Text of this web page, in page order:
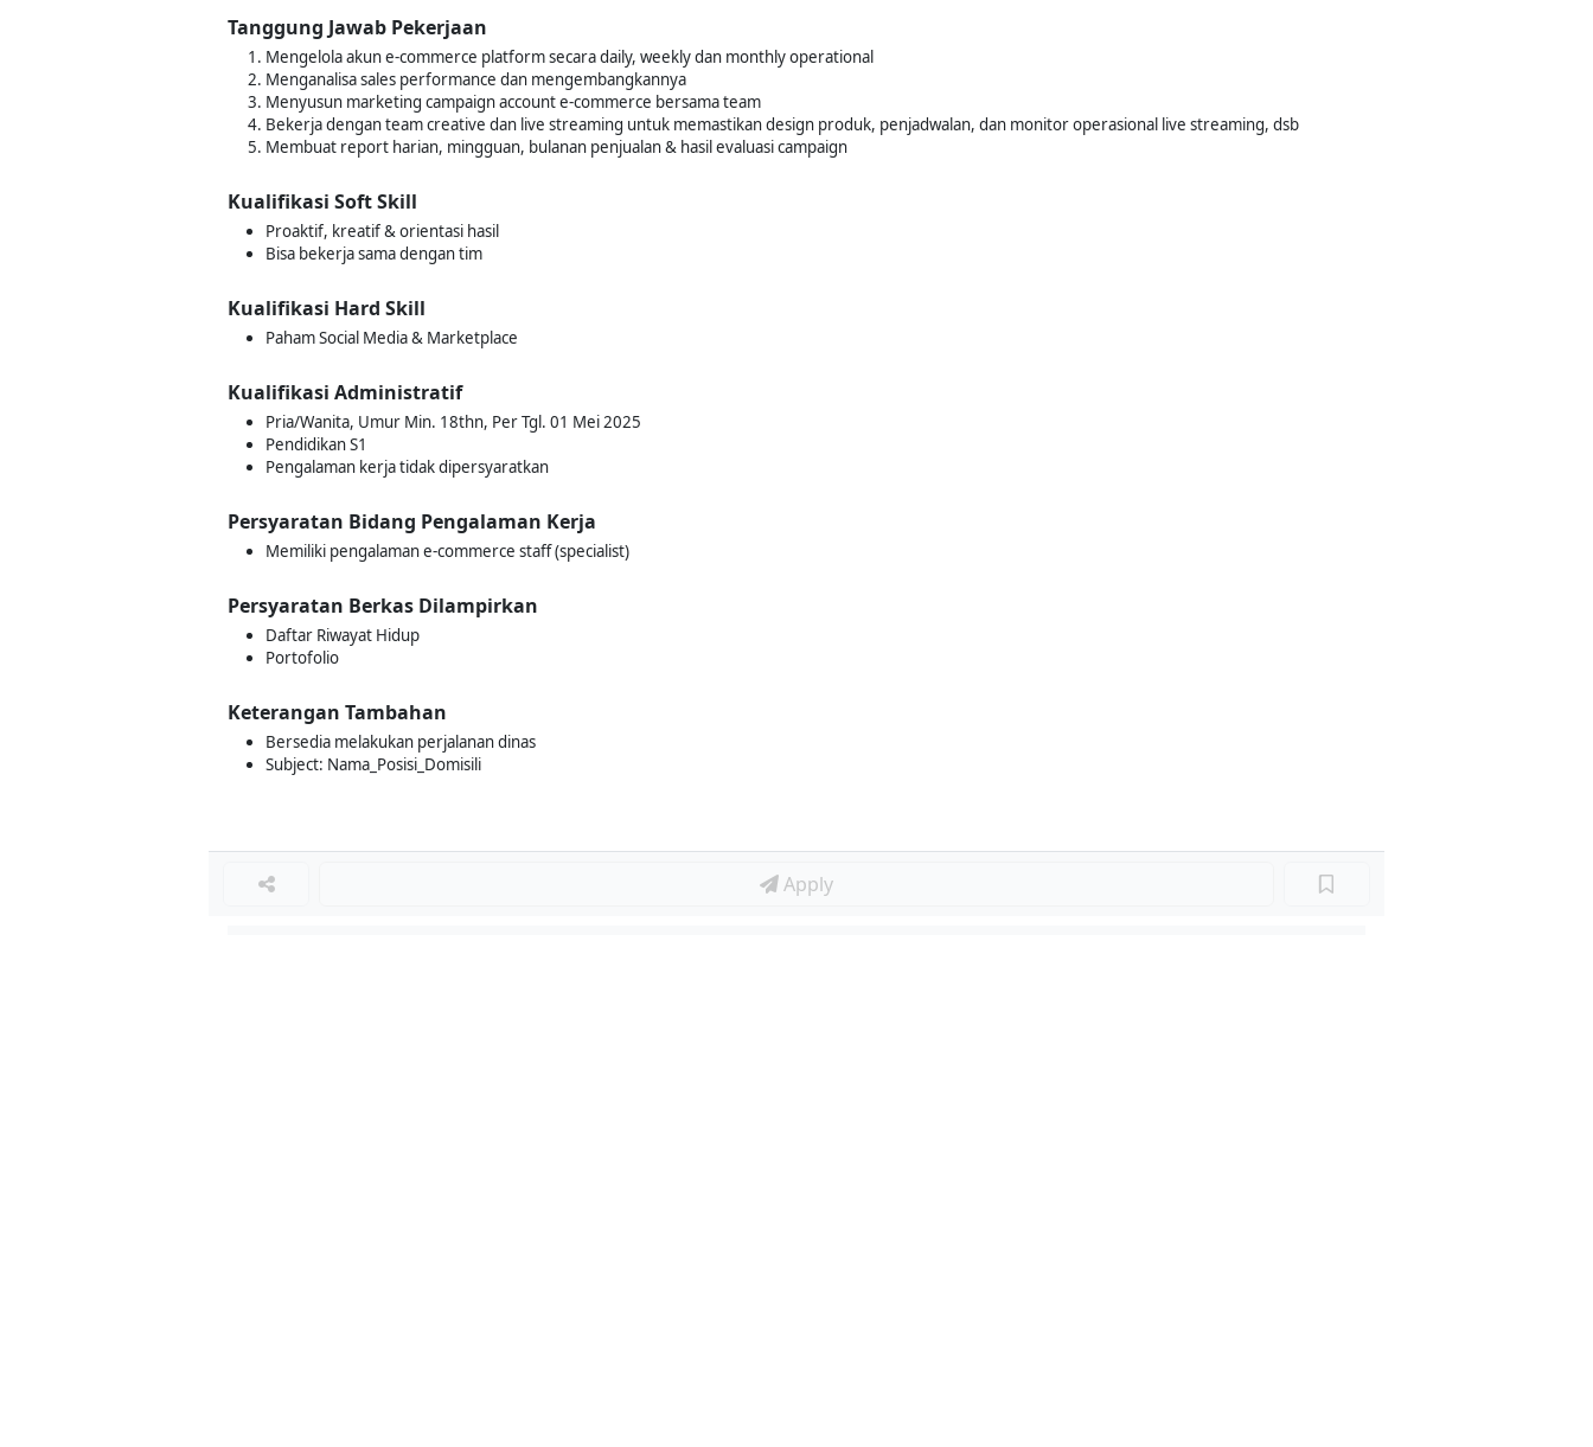
Tanggung Jawab Pekerjaan
Mengelola akun e-commerce platform secara daily, weekly dan monthly operational
Menganalisa sales performance dan mengembangkannya
Menyusun marketing campaign account e-commerce bersama team
Bekerja dengan team creative dan live streaming untuk memastikan design produk, penjadwalan, dan monitor operasional live streaming, dsb
Membuat report harian, mingguan, bulanan penjualan & hasil evaluasi campaign
Kualifikasi Soft Skill
Proaktif, kreatif & orientasi hasil
Bisa bekerja sama dengan tim
Kualifikasi Hard Skill
Paham Social Media & Marketplace
Kualifikasi Administratif
Pria/Wanita, Umur Min. 18thn, Per Tgl. 01 Mei 2025
Pendidikan S1
Pengalaman kerja tidak dipersyaratkan
Persyaratan Bidang Pengalaman Kerja
Memiliki pengalaman e-commerce staff (specialist)
Persyaratan Berkas Dilampirkan
Daftar Riwayat Hidup
Portofolio
Keterangan Tambahan
Bersedia melakukan perjalanan dinas
Subject: Nama_Posisi_Domisili
Apply